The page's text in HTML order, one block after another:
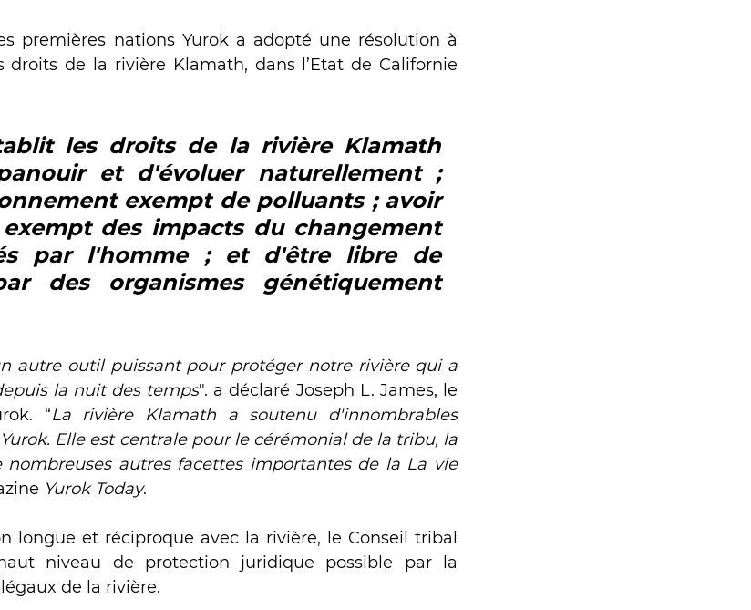
premières nations Yurok a adopté une résolution à
droits de la rivière Klamath, dans l’Etat de Californie
les droits de la rivière Klamath
et d'évoluer naturellement ;
exempt de polluants ; avoir
des impacts du changement
par l'homme ; et d'être libre de
des organismes génétiquement
autre outil puissant pour protéger notre rivière qui a
la nuit des temps". a déclaré Joseph L. James, le
“La rivière Klamath a soutenu d'innombrables
Elle est centrale pour le cérémonial de la tribu, la
autres facettes importantes de la La vie
Yurok Today.
longue et réciproque avec la rivière, le Conseil tribal
niveau de protection juridique possible par la
de la rivière.